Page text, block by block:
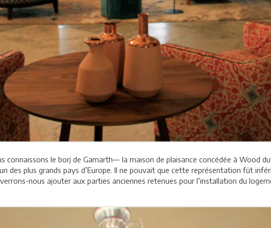
connaissons le borj de Gamarth— la maison de plaisance concédée à Wood
des plus grands pays d’Europe. Il ne pouvait que cette représentation fût
nous ajouter aux parties anciennes retenues pour l’installation du